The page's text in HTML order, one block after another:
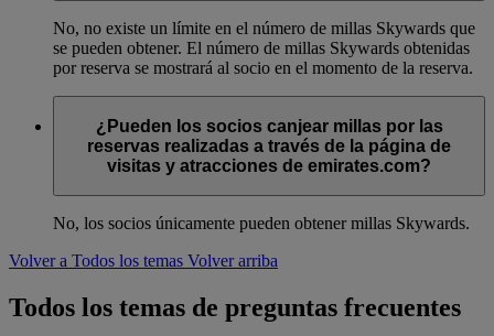
No, no existe un límite en el número de millas Skywards que
se pueden obtener. El número de millas Skywards obtenidas
por reserva se mostrará al socio en el momento de la reserva.
¿Pueden los socios canjear millas por las
reservas realizadas a través de la página de
visitas y atracciones de emirates.com?
No, los socios únicamente pueden obtener millas Skywards.
Volver a Todos los temas Volver arriba
Todos los temas de preguntas frecuentes